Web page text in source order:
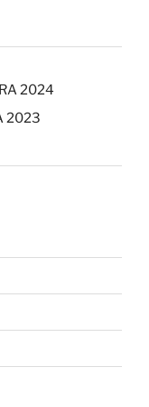
2024
2023